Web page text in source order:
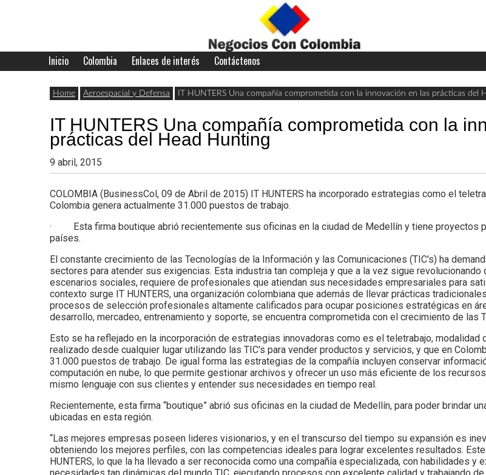
Negocios
con
Colombia
Últimas
noticias,
y
actualidad
de
negocios
con
Colombia.
Inicio Colombia Enlaces de interés Contáctenos
Home Aeroespacial y Defensa IT HUNTERS Una compañía comprometida con la innovación en las prácticas del
IT HUNTERS Una compañía comprometida con la
prácticas del Head Hunting
9 abril, 2015
COLOMBIA (BusinessCol, 09 de Abril de 2015) IT HUNTERS ha incorporado estrategias como el
Colombia genera actualmente 31.000 puestos de trabajo.
· Esta firma boutique abrió recientemente sus oficinas en la ciudad de Medellín y tiene proyectos
países.
El constante crecimiento de las Tecnologías de la Información y las Comunicaciones (TIC's) ha
sectores para atender sus exigencias. Esta industria tan compleja y que a la vez sigue
escenarios sociales, requiere de profesionales que atiendan sus necesidades empresariales para
contexto surge IT HUNTERS, una organización colombiana que además de llevar prácticas
procesos de selección profesionales altamente calificados para ocupar posiciones estratégicas en
desarrollo, mercadeo, entrenamiento y soporte, se encuentra comprometida con el crecimiento de las
Esto se ha reflejado en la incorporación de estrategias innovadoras como es el teletrabajo,
realizado desde cualquier lugar utilizando las TIC's para vender productos y servicios, y que en
31.000 puestos de trabajo. De igual forma las estrategias de la compañía incluyen conservar
computación en nube, lo que permite gestionar archivos y ofrecer un uso más eficiente de los
mismo lenguaje con sus clientes y entender sus necesidades en tiempo real.
Recientemente, esta firma “boutique” abrió sus oficinas en la ciudad de Medellín, para poder brindar
ubicadas en esta región.
“Las mejores empresas poseen lideres visionarios, y en el transcurso del tiempo su expansión es
obteniendo los mejores perfiles, con las competencias ideales para lograr excelentes resultados.
HUNTERS, lo que la ha llevado a ser reconocida como una compañía especializada, con habilidades y